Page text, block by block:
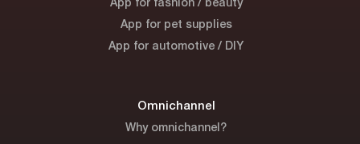
App for fashion / beauty
App for pet supplies
App for automotive / DIY
Omnichannel
Why omnichannel?